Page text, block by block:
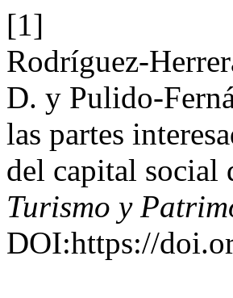
[1]
Rodríguez-
D. y Pulido-
las partes
del capital social
Turismo y
DOI:https://